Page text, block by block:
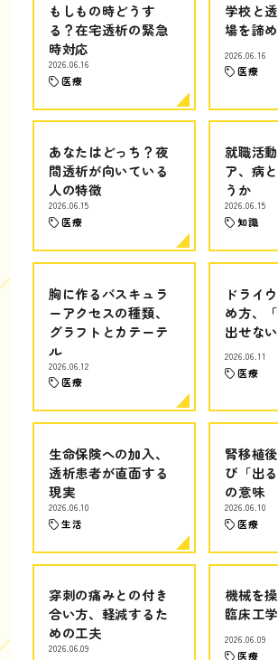
もしもの時どうす
る？在宅透析の緊急
時対応
2026.06.16
医療
学校と
場を諦
2026.06.16
医療
あなたはどっち？夜
間透析が向いている
人の特徴
2026.06.15
医療
就職活
ア、病
うか
2026.06.15
知識
胸に作るバスキュラ
ーアクセスの種類、
グラフトとカテーテ
ル
2026.06.12
医療
ドライ
め方、
出せな
2026.06.11
医療
生命保険への加入、
透析患者が直面する
現実
2026.06.10
生活
腎移植
び「出
の意味
2026.06.10
医療
穿刺の痛みとの付き
合い方、軽減するた
めの工夫
2026.06.09
機械を
臨床工
2026.06.09
医療